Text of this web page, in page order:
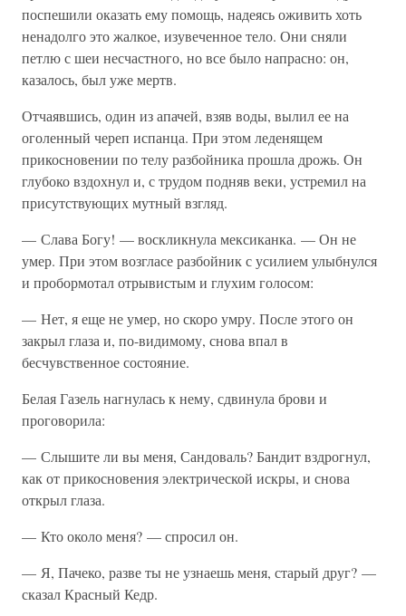
поспешили оказать ему помощь, надеясь оживить хоть
ненадолго это жалкое, изувеченное тело. Они сняли
петлю с шеи несчастного, но все было напрасно: он,
казалось, был уже мертв.
Отчаявшись, один из апачей, взяв воды, вылил ее на
оголенный череп испанца. При этом леденящем
прикосновении по телу разбойника прошла дрожь. Он
глубоко вздохнул и, с трудом подняв веки, устремил на
присутствующих мутный взгляд.
— Слава Богу! — воскликнула мексиканка. — Он не
умер. При этом возгласе разбойник с усилием улыбнулся
и пробормотал отрывистым и глухим голосом:
— Нет, я еще не умер, но скоро умру. После этого он
закрыл глаза и, по-видимому, снова впал в
бесчувственное состояние.
Белая Газель нагнулась к нему, сдвинула брови и
проговорила:
— Слышите ли вы меня, Сандоваль? Бандит вздрогнул,
как от прикосновения электрической искры, и снова
открыл глаза.
— Кто около меня? — спросил он.
— Я, Пачеко, разве ты не узнаешь меня, старый друг? —
сказал Красный Кедр.